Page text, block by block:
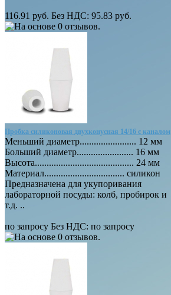
116.91 руб. Без НДС: 95.83 руб.
Пробка силиконовая двухконусная 14/16 с каналом
Меньший диаметр........................ 12 мм
Больший диаметр........................ 16 мм
Высота.......................................... 24 мм
Материал.................................. силикон
Предназначена для укупоривания
лабораторной посуды: колб, пробирок и
т.д. ..
по запросу Без НДС: по запросу